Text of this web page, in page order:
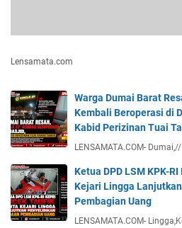
Lensamata.com
Warga Dumai Barat
Kembali Beroperasi di
Kabid Perizinan Tuai
LENSAMATA.COM-
Ketua DPD LSM KPK-
Kejari Lingga
Pembagian Uang
LENSAMATA.COM-